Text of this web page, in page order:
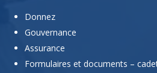
Donnez
Gouvernance
Assurance
Formulaires et documents –